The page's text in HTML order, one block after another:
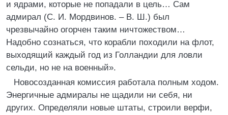
и ядрами, которые не попадали в цель… Сам
адмирал (С. И. Мордвинов. – В. Ш.) был
чрезвычайно огорчен таким ничтожеством…
Надобно сознаться, что корабли походили на флот,
выходящий каждый год из Голландии для ловли
сельди, но не на военный».
Новосозданная комиссия работала полным ходом.
Энергичные адмиралы не щадили ни себя, ни
других. Определяли новые штаты, строили верфи,